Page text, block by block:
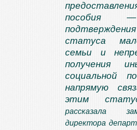
пособия
подтверждения
статуса
семьи и
получения
социальной
напрямую
этим
рассказала
директора